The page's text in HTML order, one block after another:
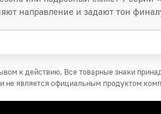
направление и задают тон
к действию. Все товарные знаки
не является официальным продуктом